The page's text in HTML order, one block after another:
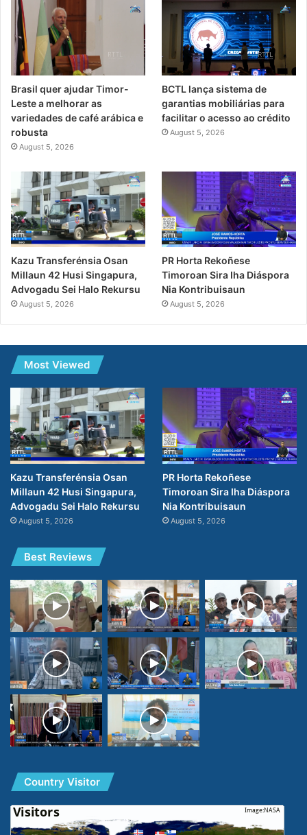
Brasil quer ajudar Timor-
Leste a melhorar as
variedades de café arábica e
robusta
August 5, 2026
BCTL lança sistema de
garantias mobiliárias para
facilitar o acesso ao crédito
August 5, 2026
Kazu Transferénsia Osan
Millaun 42 Husi Singapura,
Advogadu Sei Halo Rekursu
August 5, 2026
PR Horta Rekoñese
Timoroan Sira Iha Diáspora
Nia Kontribuisaun
August 5, 2026
Most Viewed
Kazu Transferénsia Osan
Millaun 42 Husi Singapura,
Advogadu Sei Halo Rekursu
August 5, 2026
PR Horta Rekoñese
Timoroan Sira Iha Diáspora
Nia Kontribuisaun
August 5, 2026
Best Reviews
Country Visitor